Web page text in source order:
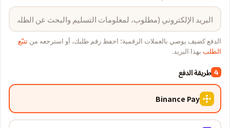
الدفع كضيف يوصي بالعملات الرقمية؛ احفظ رقم طلبك، أو استرجعه من تتبّع
الطلب بهذا البريد.
4 طريقة الدفع
Binance Pay